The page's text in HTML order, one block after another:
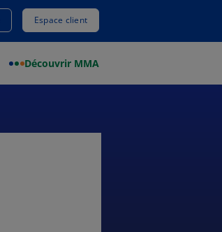
Espace client
Découvrir MMA